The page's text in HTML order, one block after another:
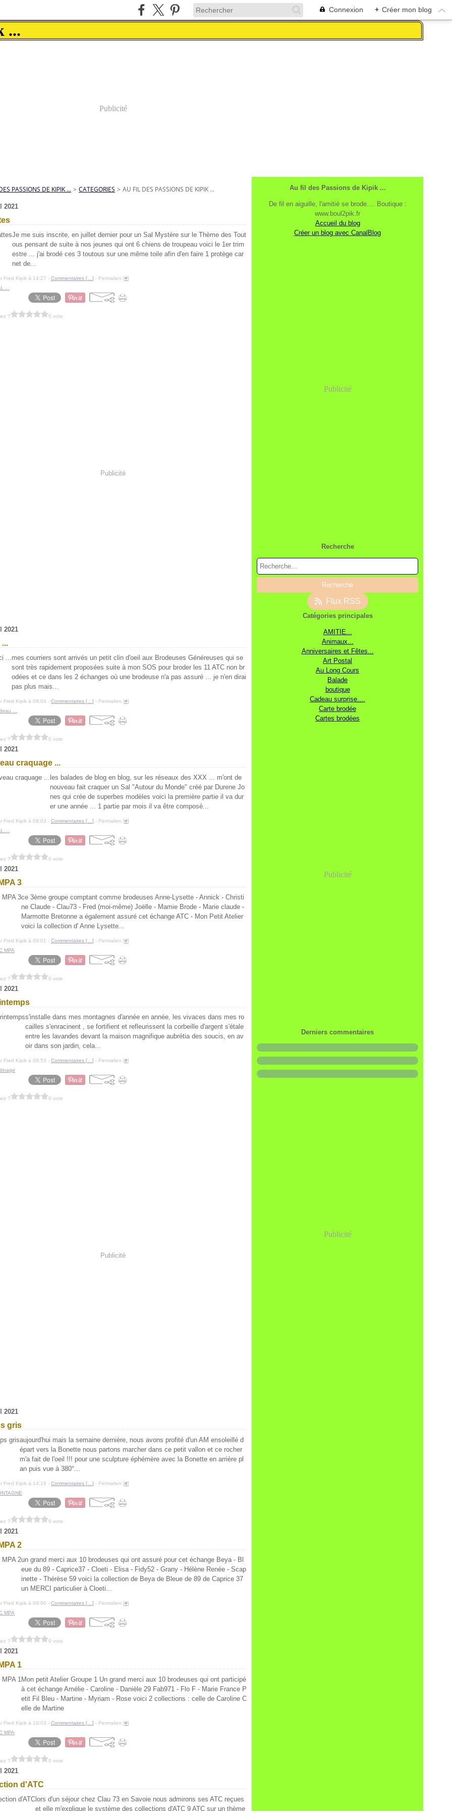
Connexion + Créer mon blog
Publicité
PASSIONS DE KIPIK ... > CATEGORIES > AU FIL DES PASSIONS DE KIPIK ...
2021
Je me suis inscrite, en juillet dernier pour un Sal Mystère sur le Thème des Tout
ous pensant de suite à nos jeunes qui ont 6 chiens de troupeau voici le 1er trim
estre ... j'ai brodé ces 3 toutous sur une même toile afin d'en faire 1 protège car
net de...
Fred Kipik à 14:27 - Commentaires [ ] - Permalien [#]
...
? 0 vote
Publicité
2021
...
mes courriers sont arrivés un petit clin d'oeil aux Brodeuses Généreuses qui se
sont très rapidement proposées suite à mon SOS pour broder les 11 ATC non br
odées et ce dans les 2 échanges où une brodeuse n'a pas assuré ... je n'en dirai
pas plus mais...
Fred Kipik à 09:04 - Commentaires [ ] - Permalien [#]
...
? 0 vote
2021
craquage ...
les balades de blog en blog, sur les réseaux des XXX ... m'ont de
nouveau fait craquer un Sal "Autour du Monde" créé par Durene Jo
nes qui crée de superbes modèles voici la première partie il va dur
er une année ... 1 partie par mois il va être composé...
Fred Kipik à 09:03 - Commentaires [ ] - Permalien [#]
...
? 0 vote
2021
3
ce 3ème groupe comptant comme brodeuses Anne-Lysette - Annick - Christi
ne Claude - Clau73 - Fred (moi-même) Joëlle - Mamie Brode - Marie claude -
Marmotte Bretonne a également assuré cet échange ATC - Mon Petit Atelier
voici la collection d' Anne Lysette...
Fred Kipik à 09:01 - Commentaires [ ] - Permalien [#]
MPA
? 0 vote
2021
s'installe dans mes montagnes d'année en année, les vivaces dans mes ro
cailles s'enracinent , se fortifient et refleurissent la corbeille d'argent s'étale
entre les lavandes devant la maison magnifique aubrétia des soucis, en av
oir dans son jardin, cela...
Fred Kipik à 08:53 - Commentaires [ ] - Permalien [#]
? 0 vote
Publicité
2021
gris
aujourd'hui mais la semaine dernière, nous avons profité d'un AM ensoleillé d
épart vers la Bonette nous partons marcher dans ce petit vallon et ce rocher
m'a fait de l'oeil !!! pour une sculpture éphémère avec la Bonette en arrière pl
an puis vue à 380°...
Fred Kipik à 14:16 - Commentaires [ ] - Permalien [#]
? 0 vote
2021
2
un grand merci aux 10 brodeuses qui ont assuré pour cet échange Beya - Bl
eue du 89 - Caprice37 - Cloeti - Elisa - Fidy52 - Grany - Hélène Renée - Scap
inette - Thérèse 59 voici la collection de Beya de Bleue de 89 de Caprice 37
un MERCI particulier à Cloeti...
Fred Kipik à 09:00 - Commentaires [ ] - Permalien [#]
MPA
? 0 vote
2021
1
Mon petit Atelier Groupe 1 Un grand merci aux 10 brodeuses qui ont participé
à cet échange Amélie - Caroline - Danièle 29 Fab971 - Flo F - Marie France P
etit Fil Bleu - Martine - Myriam - Rose voici 2 collections : celle de Caroline C
elle de Martine
Fred Kipik à 10:03 - Commentaires [ ] - Permalien [#]
MPA
? 0 vote
2021
d'ATC
lors d'un séjour chez Clau 73 en Savoie nous admirons ses ATC reçues
et elle m'explique le système des collections d'ATC 9 ATC sur un thème
Au fil des Passions de Kipik ...
De fil en aiguille, l'amitié se brode.... Boutique :
www.boul2pik.fr
Accueil du blog
Créer un blog avec CanalBlog
Publicité
Recherche
Flux RSS
Catégories principales
AMITIE...
Animaux...
Anniversaires et Fêtes...
Art Postal
Au Long Cours
Balade
boutique
Cadeau surprise....
Carte brodée
Cartes brodées
Publicité
Derniers commentaires
Publicité